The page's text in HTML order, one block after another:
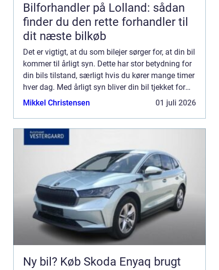
Bilforhandler på Lolland: sådan
finder du den rette forhandler til
dit næste bilkøb
Det er vigtigt, at du som bilejer sørger for, at din bil
kommer til årligt syn. Dette har stor betydning for
din bils tilstand, særligt hvis du kører mange timer
hver dag. Med årligt syn bliver din bil tjekket for
diverse ting, så det er sikkert for ...
Mikkel Christensen 01 juli 2026
Ny bil? Køb Skoda Enyaq brugt